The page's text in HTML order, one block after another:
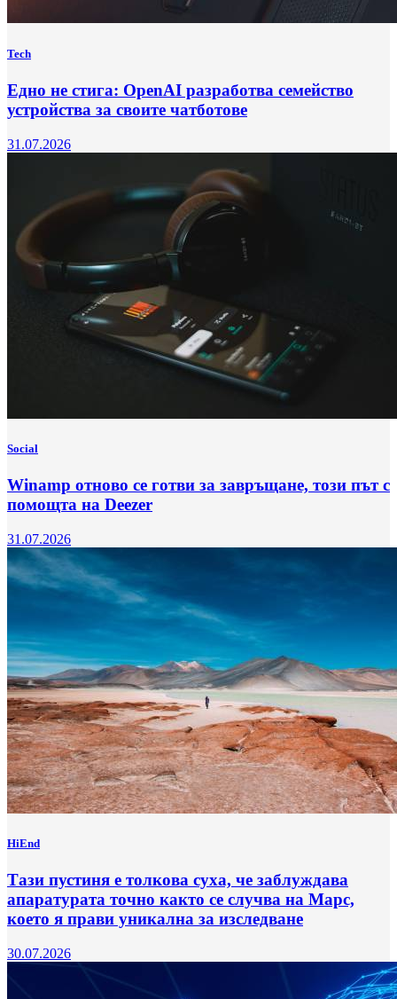
Tech
Едно не стига: OpenAI разработва семейство
устройства за своите чатботове
31.07.2026
Social
Winamp отново се готви за завръщане, този път с
помощта на Deezer
31.07.2026
HiEnd
Тази пустиня е толкова суха, че заблуждава
апаратурата точно както се случва на Марс,
което я прави уникална за изследване
30.07.2026